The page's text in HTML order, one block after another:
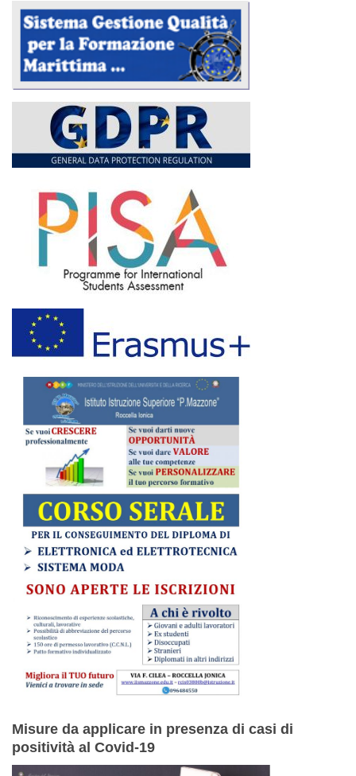
Misure da applicare in presenza di casi di
positività al Covid-19